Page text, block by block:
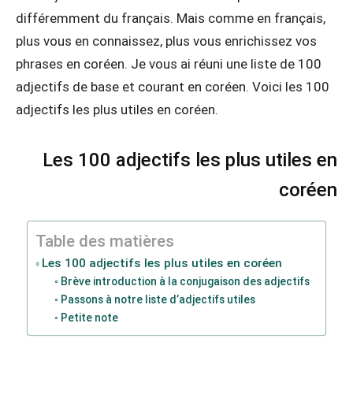
différemment du français. Mais comme en français,
plus vous en connaissez, plus vous enrichissez vos
phrases en coréen. Je vous ai réuni une liste de 100
adjectifs de base et courant en coréen. Voici les 100
adjectifs les plus utiles en coréen.
Les 100 adjectifs les plus utiles en
coréen
Table des matières
Les 100 adjectifs les plus utiles en coréen
Brève introduction à la conjugaison des adjectifs
Passons à notre liste d’adjectifs utiles
Petite note